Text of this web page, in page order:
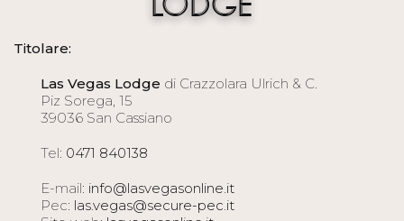
LODGE
Titolare:
Las Vegas Lodge di Crazzolara Ulrich & C.
Piz Sorega, 15
39036 San Cassiano
Tel: 0471 840138
E-mail: info@lasvegasonline.it
Pec: las.vegas@secure-pec.it